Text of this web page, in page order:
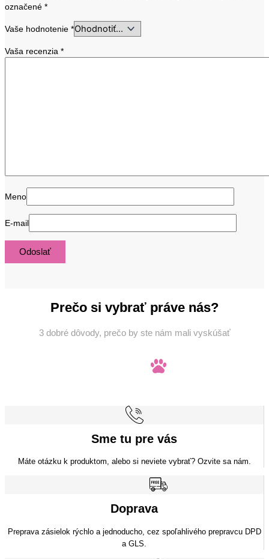
označené *
Vaše hodnotenie *
Vaša recenzia *
Meno
E-mail
Prečo si vybrať práve nás?
3 dobré dôvody, prečo by ste nám mali vyskúšať
Sme tu pre vás
Máte otázku k produktom, alebo si neviete vybrať? Ozvite sa nám.
Doprava
Preprava zásielok rýchlo a jednoducho, cez spoľahlivého prepravcu DPD
a GLS.